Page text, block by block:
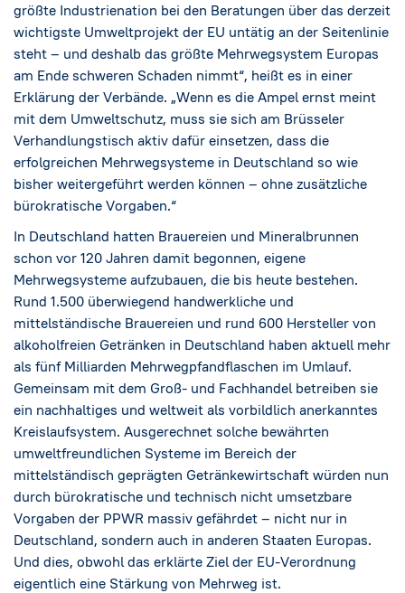
größte Industrienation bei den Beratungen über das derzeit
wichtigste Umweltprojekt der EU untätig an der Seitenlinie
steht – und deshalb das größte Mehrwegsystem Europas
am Ende schweren Schaden nimmt“, heißt es in einer
Erklärung der Verbände. „Wenn es die Ampel ernst meint
mit dem Umweltschutz, muss sie sich am Brüsseler
Verhandlungstisch aktiv dafür einsetzen, dass die
erfolgreichen Mehrwegsysteme in Deutschland so wie
bisher weitergeführt werden können – ohne zusätzliche
bürokratische Vorgaben.“
In Deutschland hatten Brauereien und Mineralbrunnen
schon vor 120 Jahren damit begonnen, eigene
Mehrwegsysteme aufzubauen, die bis heute bestehen.
Rund 1.500 überwiegend handwerkliche und
mittelständische Brauereien und rund 600 Hersteller von
alkoholfreien Getränken in Deutschland haben aktuell mehr
als fünf Milliarden Mehrwegpfandflaschen im Umlauf.
Gemeinsam mit dem Groß- und Fachhandel betreiben sie
ein nachhaltiges und weltweit als vorbildlich anerkanntes
Kreislaufsystem. Ausgerechnet solche bewährten
umweltfreundlichen Systeme im Bereich der
mittelständisch geprägten Getränkewirtschaft würden nun
durch bürokratische und technisch nicht umsetzbare
Vorgaben der PPWR massiv gefährdet – nicht nur in
Deutschland, sondern auch in anderen Staaten Europas.
Und dies, obwohl das erklärte Ziel der EU-Verordnung
eigentlich eine Stärkung von Mehrweg ist.